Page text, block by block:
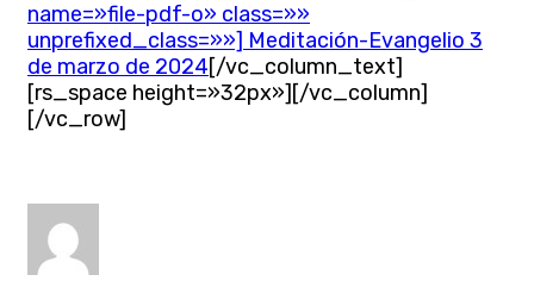
name=»file-pdf-o» class=»»
unprefixed_class=»»] Meditación-Evangelio 3
de marzo de 2024[/vc_column_text]
[rs_space height=»32px»][/vc_column]
[/vc_row]